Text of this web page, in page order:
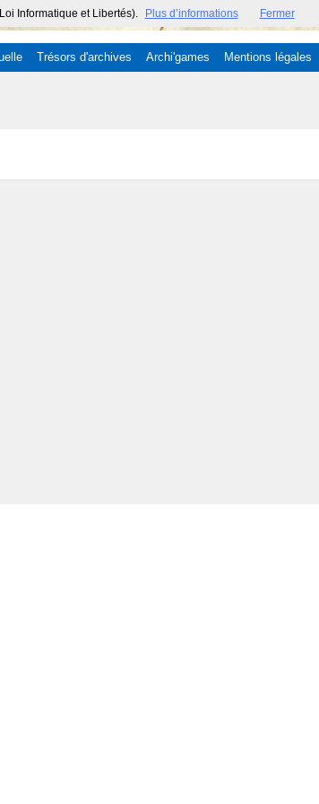
Informatique et Libertés). Plus d’informations Fermer
Trésors d'archives Archi'games Mentions légales